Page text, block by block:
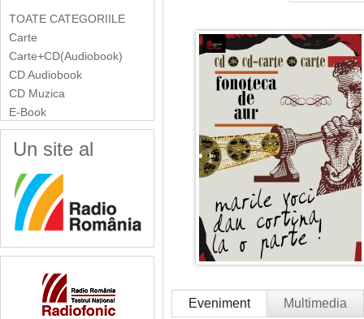
TOATE CATEGORIILE
Carte
Carte+CD(Audiobook)
CD Audiobook
CD Muzica
E-Book
Un site al
Eveniment Multimedia